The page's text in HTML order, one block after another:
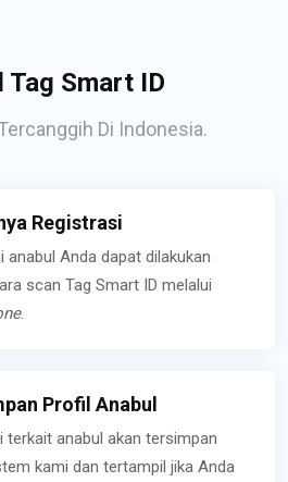
Tag Smart ID
Di Indonesia.
Registrasi
anabul Anda dapat dilakukan
scan Tag Smart ID melalui
.
Profil Anabul
terkait anabul akan tersimpan
kami dan tertampil jika Anda